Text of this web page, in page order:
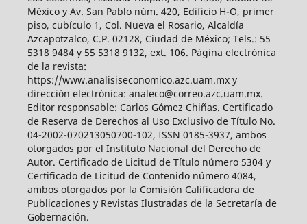
México y Av. San Pablo núm. 420, Edificio H-O, primer
piso, cubículo 1, Col. Nueva el Rosario, Alcaldía
Azcapotzalco, C.P. 02128, Ciudad de México; Tels.: 55
5318 9484 y 55 5318 9132, ext. 106. Página electrónica
de la revista:
https://www.analisiseconomico.azc.uam.mx y
dirección electrónica: analeco@correo.azc.uam.mx.
Editor responsable: Carlos Gómez Chiñas. Certificado
de Reserva de Derechos al Uso Exclusivo de Título No.
04-2002-070213050700-102, ISSN 0185-3937, ambos
otorgados por el Instituto Nacional del Derecho de
Autor. Certificado de Licitud de Título número 5304 y
Certificado de Licitud de Contenido número 4084,
ambos otorgados por la Comisión Calificadora de
Publicaciones y Revistas Ilustradas de la Secretaría de
Gobernación.